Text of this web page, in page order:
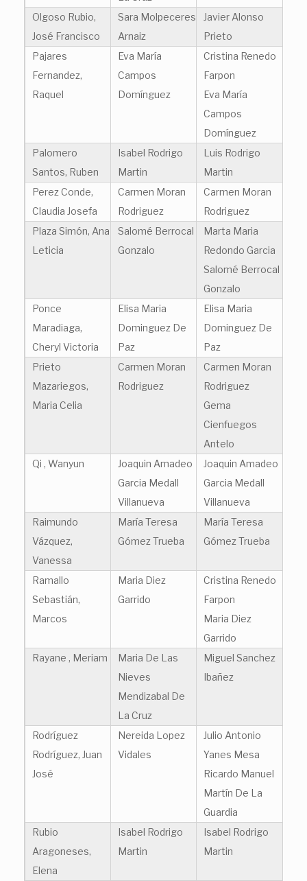
Olgoso Rubio,
José Francisco
Sara Molpeceres
Arnaiz
Javier Alonso
Prieto
Pajares
Fernandez,
Raquel
Eva María
Campos
Domínguez
Cristina Renedo
Farpon
Eva María
Campos
Domínguez
Palomero
Santos, Ruben
Isabel Rodrigo
Martin
Luis Rodrigo
Martin
Perez Conde,
Claudia Josefa
Carmen Moran
Rodriguez
Carmen Moran
Rodriguez
Plaza Simón, Ana
Leticia
Salomé Berrocal
Gonzalo
Marta Maria
Redondo Garcia
Salomé Berrocal
Gonzalo
Ponce
Maradiaga,
Cheryl Victoria
Elisa Maria
Dominguez De
Paz
Elisa Maria
Dominguez De
Paz
Prieto
Mazariegos,
Maria Celia
Carmen Moran
Rodriguez
Carmen Moran
Rodriguez
Gema
Cienfuegos
Antelo
Qi , Wanyun
Joaquin Amadeo
Garcia Medall
Villanueva
Joaquin Amadeo
Garcia Medall
Villanueva
Raimundo
Vázquez,
Vanessa
María Teresa
Gómez Trueba
María Teresa
Gómez Trueba
Ramallo
Sebastián,
Marcos
Maria Diez
Garrido
Cristina Renedo
Farpon
Maria Diez
Garrido
Rayane , Meriam
Maria De Las
Nieves
Mendizabal De
La Cruz
Miguel Sanchez
Ibañez
Rodríguez
Rodríguez, Juan
José
Nereida Lopez
Vidales
Julio Antonio
Yanes Mesa
Ricardo Manuel
Martín De La
Guardia
Rubio
Aragoneses,
Elena
Isabel Rodrigo
Martin
Isabel Rodrigo
Martin